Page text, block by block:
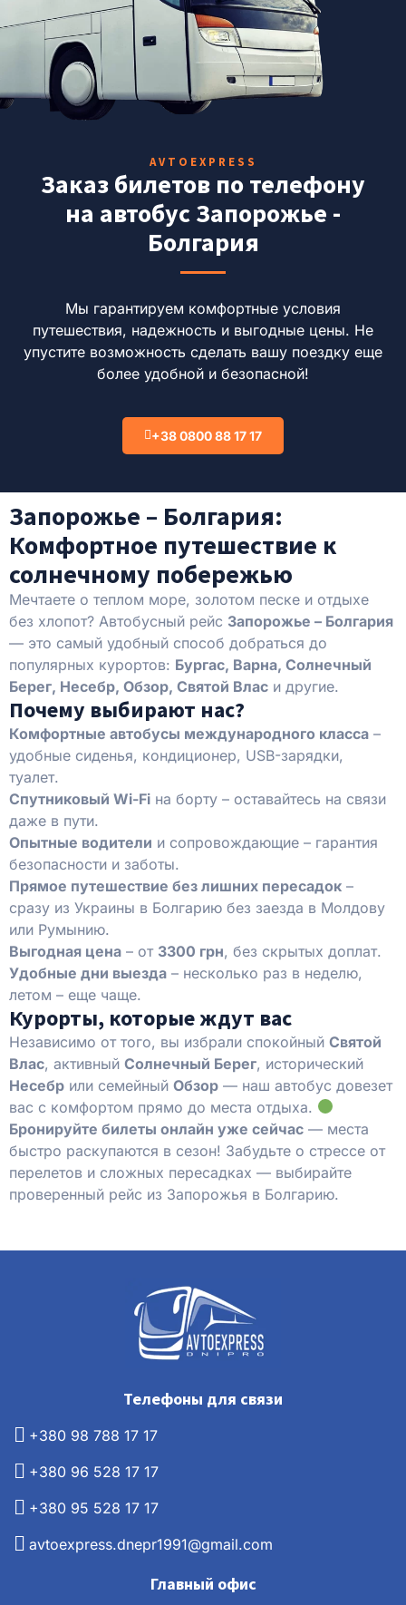
AVTOEXPRESS
Заказ билетов по телефону
на автобус Запорожье -
Болгария
Мы гарантируем комфортные условия
путешествия, надежность и выгодные цены. Не
упустите возможность сделать вашу поездку еще
более удобной и безопасной!
+38 0800 88 17 17
Запорожье – Болгария:
Комфортное путешествие к
солнечному побережью
Мечтаете о теплом море, золотом песке и отдыхе
без хлопот? Автобусный рейс Запорожье – Болгария
— это самый удобный способ добраться до
популярных курортов: Бургас, Варна, Солнечный
Берег, Несебр, Обзор, Святой Влас и другие.
Почему выбирают нас?
Комфортные автобусы международного класса –
удобные сиденья, кондиционер, USB-зарядки,
туалет.
Спутниковый Wi-Fi на борту – оставайтесь на связи
даже в пути.
Опытные водители и сопровождающие – гарантия
безопасности и заботы.
Прямое путешествие без лишних пересадок –
сразу из Украины в Болгарию без заезда в Молдову
или Румынию.
Выгодная цена – от 3300 грн, без скрытых доплат.
Удобные дни выезда – несколько раз в неделю,
летом – еще чаще.
Курорты, которые ждут вас
Независимо от того, вы избрали спокойный Святой
Влас, активный Солнечный Берег, исторический
Несебр или семейный Обзор — наш автобус довезет
вас с комфортом прямо до места отдыха.
Бронируйте билеты онлайн уже сейчас — места
быстро раскупаются в сезон! Забудьте о стрессе от
перелетов и сложных пересадках — выбирайте
проверенный рейс из Запорожья в Болгарию.
Телефоны для связи
+380 98 788 17 17
+380 96 528 17 17
+380 95 528 17 17
avtoexpress.dnepr1991@gmail.com
Главный офис